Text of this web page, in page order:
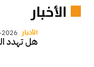
الأخبار
الأخبار
هل تهدد